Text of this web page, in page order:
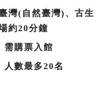
灣(自然臺灣)、古生
約20分鐘
需購票入館
人數最多20名